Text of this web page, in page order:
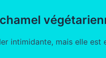
intimidante, mais elle